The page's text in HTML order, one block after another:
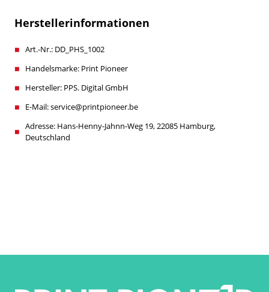
Herstellerinformationen
Art.-Nr.: DD_PHS_1002
Handelsmarke: Print Pioneer
Hersteller: PPS. Digital GmbH
E-Mail: service@printpioneer.be
Adresse: Hans-Henny-Jahnn-Weg 19, 22085 Hamburg,
Deutschland